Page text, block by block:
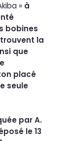
» à
bobines
la
que
placé
seule
par A.
le 13